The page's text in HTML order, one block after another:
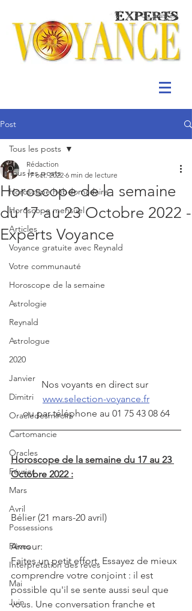
Post
Tous les posts
Horoscope hebdomadaire
Horoscope mensuel
Articles
Voyance gratuite avec Reynald
Votre communauté
Horoscope de la semaine
Astrologie
Reynald
Astrologue
2020
Janvier
Dimitri
Oracledesmiroirs
Cartomancie
Oracles
Février
Mars
Avril
Possessions
Rêves
Interprétation des rêves
Mai
Juin
Tous les posts
Horoscope de la semaine
du 17 au 23 Octobre 2022 -
Experts Voyance
Rédaction
17 oct. 2022 6 min de lecture
Nos voyants en direct sur
www.selection-voyance.fr
ou par téléphone au 01 75 43 08 64
Horoscope de la semaine du 17 au 23
Octobre 2022 :
Bélier (21 mars-20 avril)
Amour:
Faites un petit effort. Essayez de mieux
comprendre votre conjoint : il est
possible qu'il se sente aussi seul que
vous. Une conversation franche et